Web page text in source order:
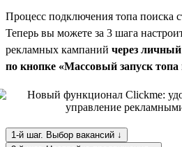
Процесс подключения топа поиска
Теперь вы можете за 3 шага
рекламных кампаний через
по кнопке «Массовый запуск топа
1-й шаг. Выбор вакансий ↓